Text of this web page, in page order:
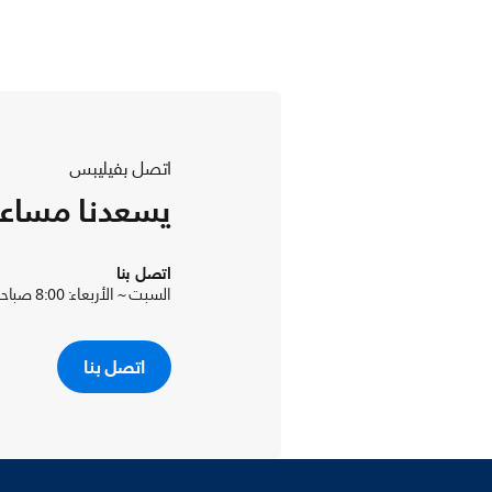
اتصل بفيليبس
يسعدنا
اتصل بنا
السبت ~ الأربعاء: 8:00 صباحا -04:30 مساءا و الخميس: 8:00 صباحا - 2.30 مساءا
اتصل بنا